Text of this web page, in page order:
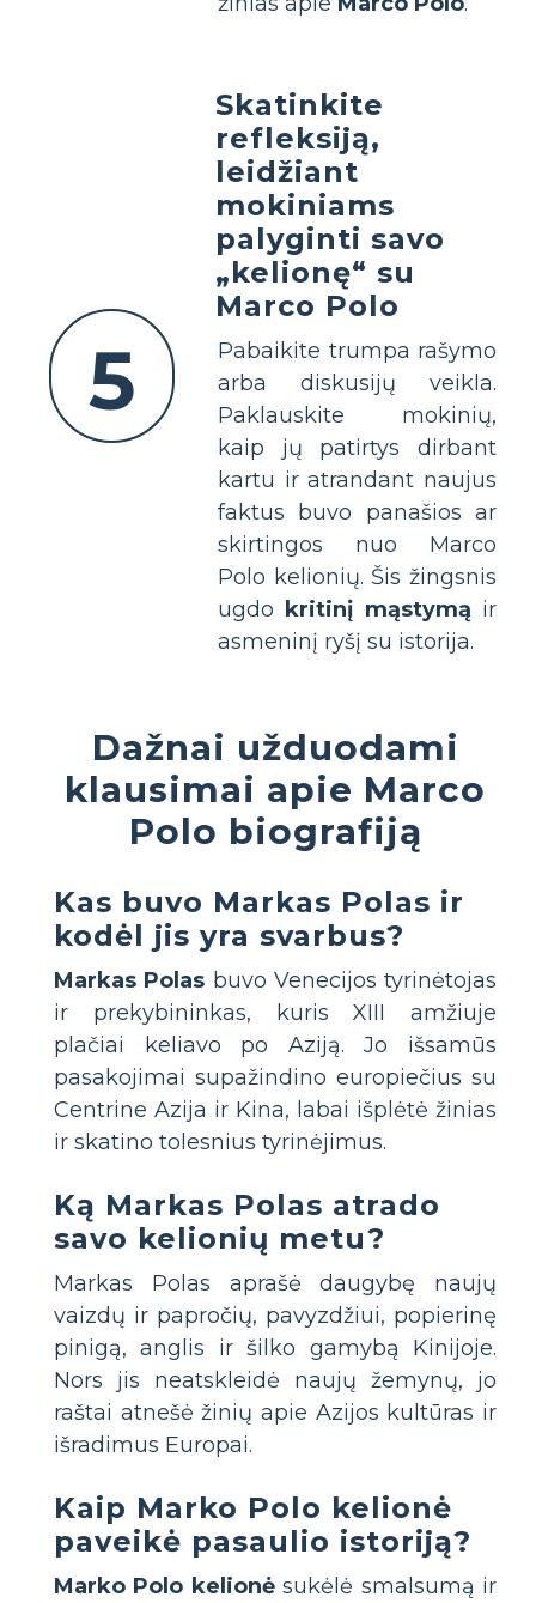
5
Skatinkite
refleksiją,
leidžiant
mokiniams
palyginti savo
„kelionę“ su
Marco Polo
Pabaikite trumpa rašymo
arba diskusijų veikla.
Paklauskite mokinių,
kaip jų patirtys dirbant
kartu ir atrandant naujus
faktus buvo panašios ar
skirtingos nuo Marco
Polo kelionių. Šis žingsnis
ugdo kritinį mąstymą ir
asmeninį ryšį su istorija.
Dažnai užduodami
klausimai apie Marco
Polo biografiją
Kas buvo Markas Polas ir
kodėl jis yra svarbus?
Markas Polas buvo Venecijos tyrinėtojas
ir prekybininkas, kuris XIII amžiuje
plačiai keliavo po Aziją. Jo išsamūs
pasakojimai supažindino europiečius su
Centrine Azija ir Kina, labai išplėtė žinias
ir skatino tolesnius tyrinėjimus.
Ką Markas Polas atrado
savo kelionių metu?
Markas Polas aprašė daugybę naujų
vaizdų ir papročių, pavyzdžiui, popierinę
pinigą, anglis ir šilko gamybą Kinijoje.
Nors jis neatskleidė naujų žemynų, jo
raštai atnešė žinių apie Azijos kultūras ir
išradimus Europai.
Kaip Marko Polo kelionė
paveikė pasaulio istoriją?
Marko Polo kelionėsukėlė smalsumą ir